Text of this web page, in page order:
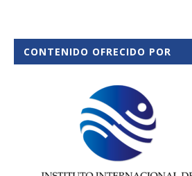
CONTENIDO OFRECIDO POR